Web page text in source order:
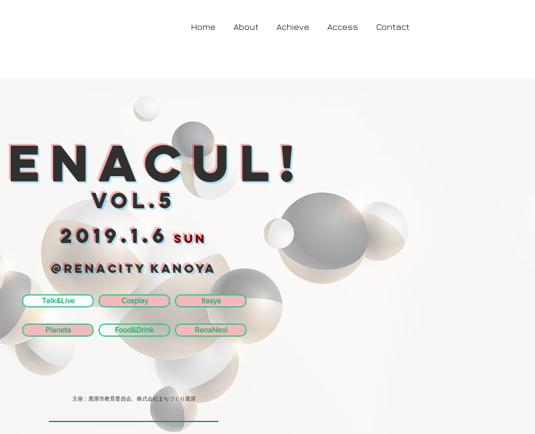
Home About Achieve Access Contact
Vol.5
2019.1.6 sun
@RenaCity KANOYA
Talk&Live Cosplay Itasya
Planeta Food&Drink RenaNeo!
主催：鹿屋市教育委員会、株式会社まちづくり鹿屋